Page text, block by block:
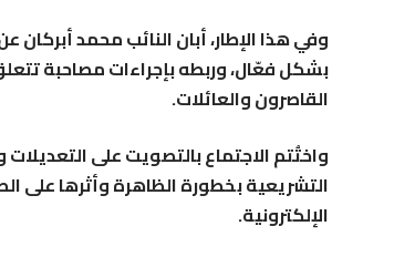
وفي هذا الإطار، أبان النائب محمد
بشكل فعّال، وربطه بإجراءات مصاحبة
القاصرون والعائلات.
واختُتم الاجتماع بالتصويت على
التشريعية بخطورة الظاهرة وأثرها على
الإلكترونية.